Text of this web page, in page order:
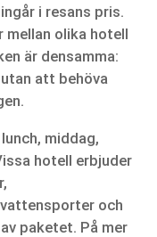
i resans pris.
mellan olika hotell
är densamma:
att behöva
middag,
hotell erbjuder
och
paketet. På mer